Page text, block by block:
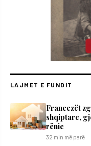
LAJMET E FUNDIT
Francezët
shqiptare,
rënie
32 min më parë